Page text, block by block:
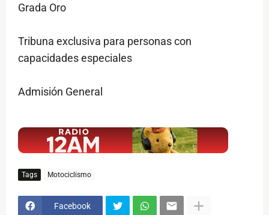
Grada Oro
Tribuna exclusiva para personas con
capacidades especiales
Admisión General
Tags Motociclismo
Facebook